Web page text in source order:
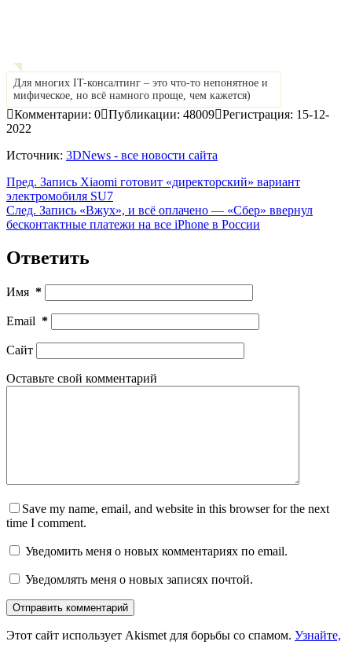
Для многих IT-консалтинг – это что-то непонятное и
мифическое, но всё намного проще, чем кажется)
Комментарии: 0 Публикации: 48009 Регистрация: 15-12-
2022
Источник: 3DNews - все новости сайта
Пред. Запись Xiaomi готовит «директорский» вариант
электромобиля SU7
След. Запись «Вжух», и всё оплачено — «Сбер» ввернул
бесконтактные платежи на все iPhone в России
Ответить
Имя *
Email *
Сайт
Оставьте свой комментарий
Save my name, email, and website in this browser for the next
time I comment.
Уведомить меня о новых комментариях по email.
Уведомлять меня о новых записях почтой.
Отправить комментарий
Этот сайт использует Akismet для борьбы со спамом. Узнайте,